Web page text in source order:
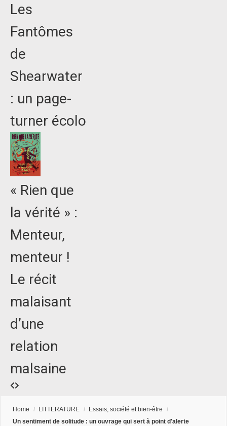
Les
Fantômes
de
Shearwater
: un page-
turner écolo
« Rien que
la vérité » :
Menteur,
menteur !
Le récit
malaisant
d’une
relation
malsaine
Home / LITTERATURE / Essais, société et bien-être
/
Un sentiment de solitude : un ouvrage qui sert à point d'alerte